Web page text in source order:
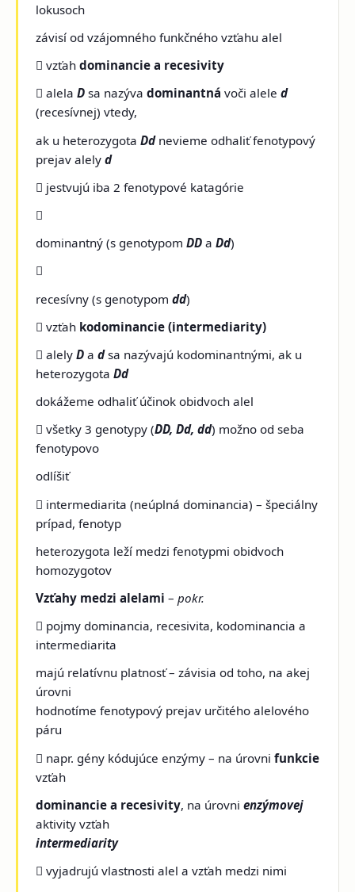
lokusoch
závisí od vzájomného funkčného vzťahu alel
 vzťahdominancie a recesivity
 alelaD sa nazýva dominantná voči aleled
(recesívnej) vtedy,
ak u heterozygotaDd nevieme odhaliť fenotypový
prejav alelyd
 jestvujú iba 2 fenotypové katagórie

dominantný (s genotypomDD aDd)

recesívny (s genotypomdd)
 vzťah kodominancie (intermediarity)
 alelyDadsa nazývajú kodominantnými, ak u
heterozygotaDd
dokážeme odhaliť účinok obidvoch alel
 všetky 3 genotypy (DD, Dd, dd) možno od seba
fenotypovo
odlíšiť
 intermediarita (neúplná dominancia) – špeciálny
prípad, fenotyp
heterozygota leží medzi fenotypmi obidvoch
homozygotov
Vzťahy medzi alelami –pokr.
 pojmy dominancia, recesivita, kodominancia a
intermediarita
majú relatívnu platnosť – závisia od toho, na akej
úrovni
hodnotíme fenotypový prejav určitého alelového
páru
 napr. gény kódujúce enzýmy – na úrovnifunkcie
vzťah
dominancie a recesivity, na úrovnienzýmovej
aktivity vzťah
intermediarity
 vyjadrujú vlastnosti alel a vzťah medzi nimi